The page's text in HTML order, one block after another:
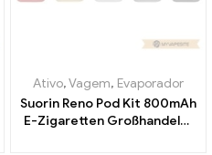
,Evaporador
Ativo,Vagem, Evaporador
Suorin Reno Pod Kit 800mAh
E-Zigaretten Großhandel丨